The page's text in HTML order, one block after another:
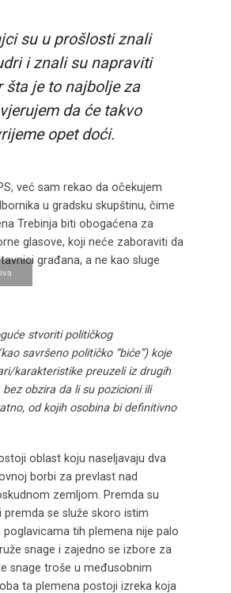
su u prošlosti znali
i znali su napraviti
šta je to najbolje za
da će takvo
opet doći.
već sam rekao da očekujem
u gradsku skupštinu, čime
Trebinja biti obogaćena za
glasove, koji neće zaboraviti da
građana, a ne kao sluge
stvoriti političkog
savršeno političko “biće”) koje
karakteristike preuzeli iz drugih
obzira da li su pozicioni ili
od kojih osobina bi definitivno
oblast koju naseljavaju dva
borbi za prevlast nad
zemljom. Premda su
premda se služe skoro istim
poglavicama tih plemena nije palo
snage i zajedno se izbore za
snage troše u međusobnim
ta plemena postoji izreka koja